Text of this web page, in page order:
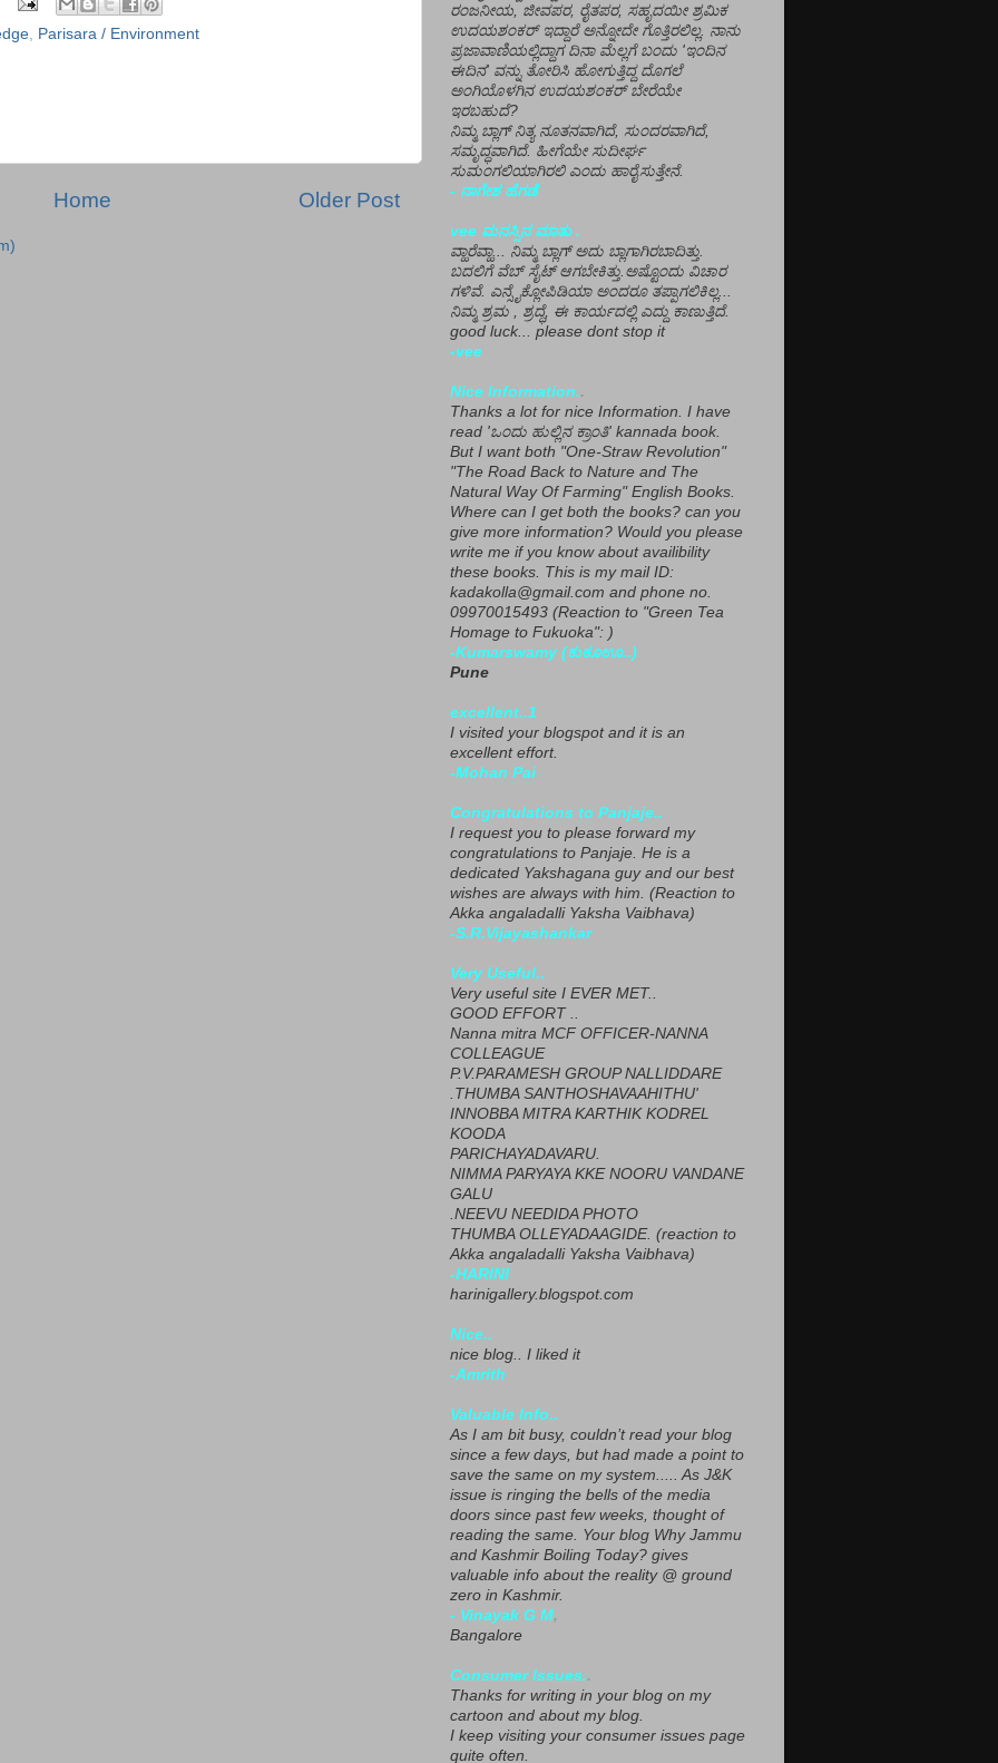
Parisara / Environment
Older Post
Home
ರಂಜನೀಯ, ಜೀವಪರ, ರೈತಪರ, ಸಹೃದಯೀ ಶ್ರಮಿಕ
ಉದಯಶಂಕರ್ ಇದ್ದಾರೆ ಅನ್ನೋದೇ ಗೊತ್ತಿರಲಿಲ್ಲ. ನಾನು
ಪ್ರಜಾವಾಣಿಯಲ್ಲಿದ್ದಾಗ ದಿನಾ ಮೆಲ್ಲಗೆ ಬಂದು 'ಇಂದಿನ
ಈದಿನ' ವನ್ನು ತೋರಿಸಿ ಹೋಗುತ್ತಿದ್ದ ದೊಗಲೆ
ಅಂಗಿಯೊಳಗಿನ ಉದಯಶಂಕರ್ ಬೇರೆಯೇ
ಇರಬಹುದೆ?
ನಿಮ್ಮ ಬ್ಲಾಗ್ ನಿತ್ಯ ನೂತನವಾಗಿದೆ, ಸುಂದರವಾಗಿದೆ,
ಸಮೃದ್ಧವಾಗಿದೆ. ಹೀಗೆಯೇ ಸುದೀರ್ಘ
ಸುಮಂಗಲಿಯಾಗಿರಲಿ ಎಂದು ಹಾರೈಸುತ್ತೇನೆ.
- ನಾಗೇಶ ಹೆಗಡೆ
vee ಮನಸ್ಸಿನ ಮಾತು .
ವ್ಹಾರೆವ್ಹಾ... ನಿಮ್ಮ ಬ್ಲಾಗ್ ಅದು ಬ್ಲಾಗಾಗಿರಬಾದಿತ್ತು.
ಬದಲಿಗೆ ವೆಬ್ ಸೈಟ್ ಆಗಬೇಕಿತ್ತು.ಅಷ್ಟೊಂದು ವಿಚಾರ
ಗಳಿವೆ. ಎನ್ಸೈಕ್ಲೋಪಿಡಿಯಾ ಅಂದರೂ ತಪ್ಪಾಗಲಿಕಿಲ್ಲ...
ನಿಮ್ಮ ಶ್ರಮ , ಶ್ರದ್ಧೆ, ಈ ಕಾರ್ಯದಲ್ಲಿ ಎದ್ದು ಕಾಣುತ್ತಿದೆ.
good luck... please dont stop it
-vee
Nice Information..
Thanks a lot for nice Information. I have
read 'ಒಂದು ಹುಲ್ಲಿನ ಕ್ರಾಂತಿ' kannada book.
But I want both "One-Straw Revolution"
"The Road Back to Nature and The
Natural Way Of Farming" English Books.
Where can I get both the books? can you
give more information? Would you please
write me if you know about availibility
these books. This is my mail ID:
kadakolla@gmail.com and phone no.
09970015493 (Reaction to "Green Tea
Homage to Fukuoka": )
-Kumarswamy (ಕುಕೂಊ..)
Pune
excellent..1
I visited your blogspot and it is an
excellent effort.
-Mohan Pai
Congratulations to Panjaje..
I request you to please forward my
congratulations to Panjaje. He is a
dedicated Yakshagana guy and our best
wishes are always with him. (Reaction to
Akka angaladalli Yaksha Vaibhava)
-S.R.Vijayashankar
Very Useful..
Very useful site I EVER MET..
GOOD EFFORT ..
Nanna mitra MCF OFFICER-NANNA
COLLEAGUE
P.V.PARAMESH GROUP NALLIDDARE
.THUMBA SANTHOSHAVAAHITHU'
INNOBBA MITRA KARTHIK KODREL
KOODA
PARICHAYADAVARU.
NIMMA PARYAYA KKE NOORU VANDANE
GALU
.NEEVU NEEDIDA PHOTO
THUMBA OLLEYADAAGIDE. (reaction to
Akka angaladalli Yaksha Vaibhava)
-HARINI
harinigallery.blogspot.com
Nice..
nice blog.. I liked it
-Amrith
Valuable Info..
As I am bit busy, couldn’t read your blog
since a few days, but had made a point to
save the same on my system..... As J&K
issue is ringing the bells of the media
doors since past few weeks, thought of
reading the same. Your blog Why Jammu
and Kashmir Boiling Today? gives
valuable info about the reality @ ground
zero in Kashmir.
- Vinayak G M,
Bangalore
Consumer Issues..
Thanks for writing in your blog on my
cartoon and about my blog.
I keep visiting your consumer issues page
quite often.